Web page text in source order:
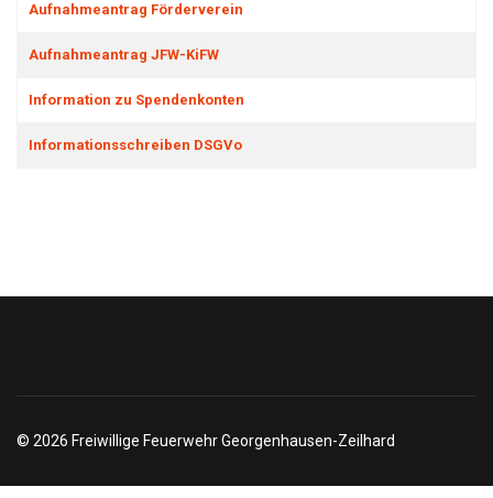
Aufnahmeantrag Förderverein
Aufnahmeantrag JFW-KiFW
Information zu Spendenkonten
Informationsschreiben DSGVo
© 2026 Freiwillige Feuerwehr Georgenhausen-Zeilhard